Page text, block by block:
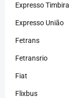
Expresso Timbira
Expresso União
Fetrans
Fetransrio
Fiat
Flixbus